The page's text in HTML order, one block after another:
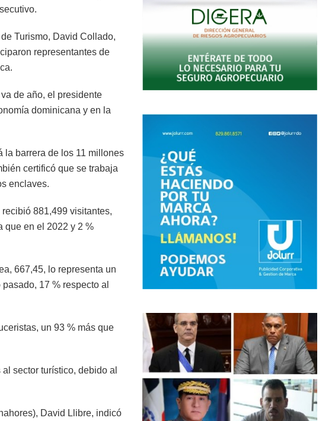
Turismo, David Collado,
representantes de
de año, el presidente
dominicana y en la
la barrera de los 11 millones
certificó que se trabaja
enclaves.
881,499 visitantes,
que en el 2022 y 2 %
667,45, lo representa un
17 % respecto al
un 93 % más que
sector turístico, debido al
David Llibre, indicó